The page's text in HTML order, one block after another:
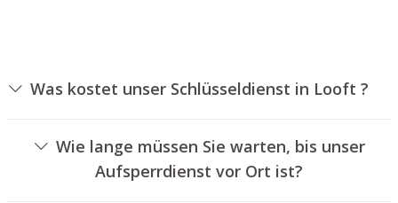
Was kostet unser Schlüsseldienst in Looft ?
hängen von unterschiedlichen Optionen ab, wie
beispielsweise der Ausführung des Schlosses, der Dauer
der Arbeiten und eventuell anfallenden
Wie lange müssen Sie warten, bis unser
Aufsperrdienst vor Ort ist?